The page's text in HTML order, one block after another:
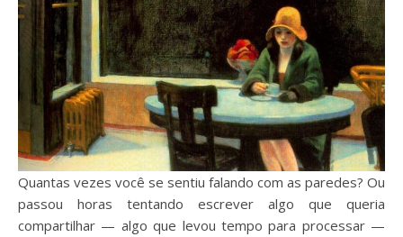
Quantas vezes você se sentiu falando com as paredes? Ou
passou horas tentando escrever algo que queria
compartilhar — algo que levou tempo para processar —